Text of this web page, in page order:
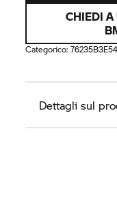
CHIEDI A
Categorico:
Dettagli sul